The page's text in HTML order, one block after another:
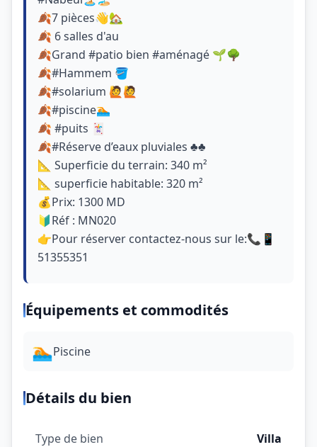
🍂7 pièces👋🏡
🍂 6 salles d'au
🍂Grand #patio bien #aménagé 🌱🌳
🍂#Hammem 🪣
🍂#solarium 🙋🙋
🍂#piscine🏊
🍂 #puits 🃏
🍂#Réserve d’eaux pluviales ♣️♣️
📐 Superficie du terrain: 340 m²
📐 superficie habitable: 320 m²
💰Prix: 1300 MD
🔰Réf : MN020
👉Pour réserver contactez-nous sur le:📞📱
51355351
Équipements et commodités
🏊Piscine
Détails du bien
Type de bien Villa